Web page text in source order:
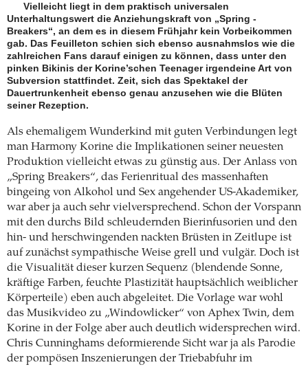
Vielleicht liegt in dem praktisch universalen
Unterhaltungswert die Anziehungskraft von „Spring ­
Breakers“, an dem es in diesem Frühjahr kein Vorbeikommen
gab. Das Feuilleton schien sich ebenso ausnahmslos wie die
zahlreichen Fans darauf einigen zu können, dass unter den
pinken Bikinis der Korine’schen Teenager irgendeine Art von
Subversion stattfindet. Zeit, sich das Spektakel der
Dauertrunkenheit ebenso genau anzusehen wie die Blüten
seiner Rezeption.
Als ehemaligem Wunderkind mit guten Verbindungen legt
man Harmony Korine die Implikationen seiner neuesten
Produktion vielleicht etwas zu günstig aus. Der Anlass von
„Spring Breakers“, das Ferienritual des massenhaften
bingeing von Alkohol und Sex angehender US-Akademiker,
war aber ja auch sehr vielversprechend. Schon der Vorspann
mit den durchs Bild schleudernden Bierinfusorien und den
hin- und herschwingenden nackten Brüsten in Zeitlupe ist
auf zunächst sympathische Weise grell und vulgär. Doch ist
die Visualität dieser kurzen Sequenz (blendende Sonne,
kräftige Farben, feuchte Plastizität hauptsächlich weiblicher
Körperteile) eben auch abgeleitet. Die Vorlage war wohl
das Musikvideo zu „Windowlicker“ von Aphex Twin, dem
Korine in der Folge aber auch deutlich widersprechen wird.
Chris Cunninghams deformierende Sicht war ja als Parodie
der pompösen Inszenierungen der Triebabfuhr im